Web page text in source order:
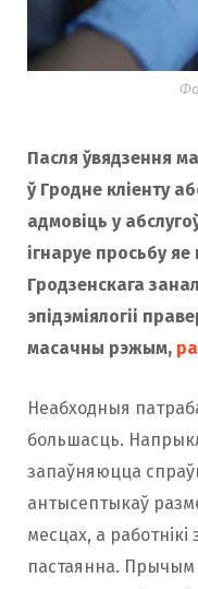
Пасля ўвядзення
ў Гродне кліенту
адмовіць у
ігнаруе просьбу
Гродзенскага
эпідэміялогіі
масачны рэжым,
Неабходныя
большасць.
запаўняюцца
антысептыкаў
месцах, а
пастаянна. Прычым